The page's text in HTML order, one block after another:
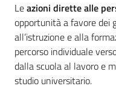
Leazioni dirette alle
opportunità a favore dei
all’istruzione e alla
percorso individuale
dalla scuola al lavoro e
studio universitario.